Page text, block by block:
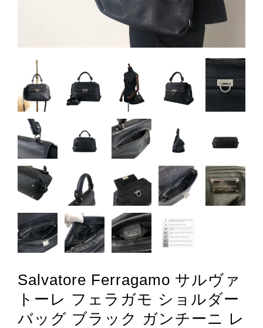
Salvatore Ferragamo サルヴァ
トーレ フェラガモ ショルダー
バッグ ブラック ガンチーニ レ